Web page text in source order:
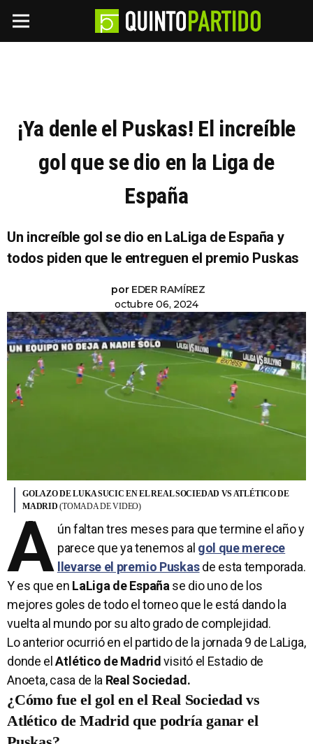
¡Ya denle el Puskas! El increíble
gol que se dio en la Liga de
España
Un increíble gol se dio en LaLiga de España y
todos piden que le entreguen el premio Puskas
por EDER RAMÍREZ
octubre 06, 2024
GOLAZO DE LUKA SUCIC EN EL REAL SOCIEDAD VS ATLÉTICO DE
MADRID(TOMADA DE VIDEO)
A ún faltan tres meses para que termine el año y
parece que ya tenemos al gol que merece
llevarse el premio Puskas de esta temporada.
Y es que en LaLiga de Españase dio uno de los
mejores goles de todo el torneo que le está dando la
vuelta al mundo por su alto grado de complejidad.
Lo anterior ocurrió en el partido de la jornada 9 de LaLiga,
donde elAtlético de Madrid visitó el Estadio de
Anoeta, casa de la Real Sociedad.
¿Cómo fue el gol en el Real Sociedad vs
Atlético de Madrid que podría ganar el